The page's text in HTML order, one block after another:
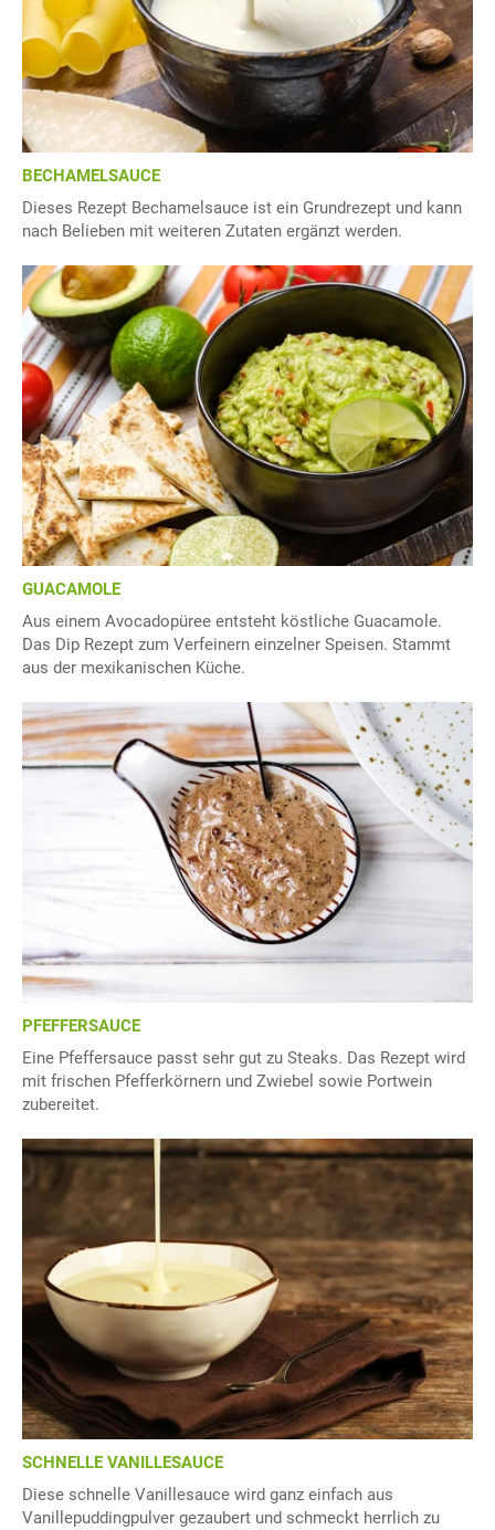
BECHAMELSAUCE
Dieses Rezept Bechamelsauce ist ein Grundrezept und kann
nach Belieben mit weiteren Zutaten ergänzt werden.
GUACAMOLE
Aus einem Avocadopüree entsteht köstliche Guacamole.
Das Dip Rezept zum Verfeinern einzelner Speisen. Stammt
aus der mexikanischen Küche.
PFEFFERSAUCE
Eine Pfeffersauce passt sehr gut zu Steaks. Das Rezept wird
mit frischen Pfefferkörnern und Zwiebel sowie Portwein
zubereitet.
SCHNELLE VANILLESAUCE
Diese schnelle Vanillesauce wird ganz einfach aus
Vanillepuddingpulver gezaubert und schmeckt herrlich zu